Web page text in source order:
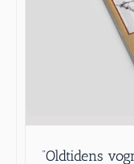
”Oldtidens